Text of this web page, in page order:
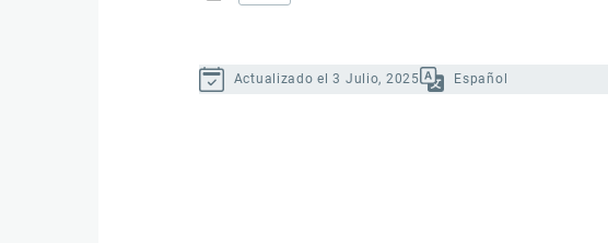
Actualizado el 3 Julio, 2025 Español